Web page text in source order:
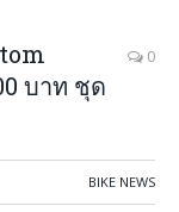
บาท ชุด
0
BIKE NEWS